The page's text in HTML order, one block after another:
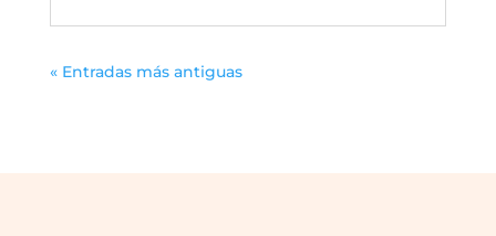
« Entradas más antiguas